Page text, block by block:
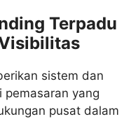
Terpadu
sistem dan
yang
pusat dalam